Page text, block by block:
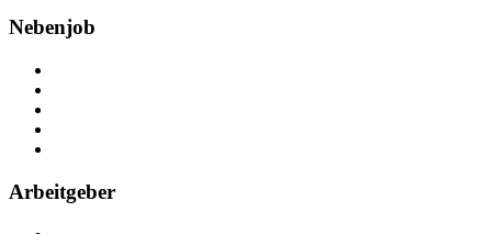
Nebenjob
Arbeitgeber